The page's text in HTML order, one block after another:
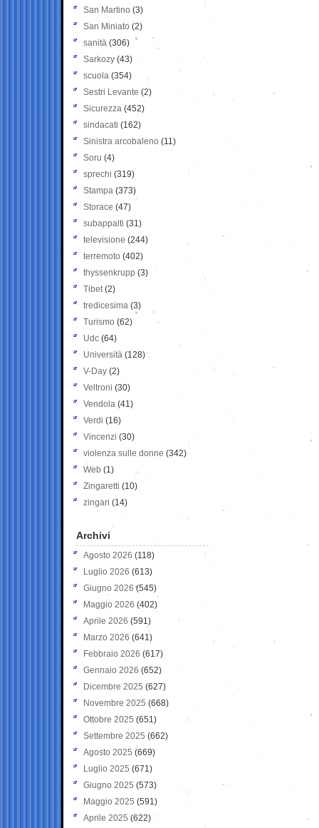
San Martino (3)
San Miniato (2)
sanità (306)
Sarkozy (43)
scuola (354)
Sestri Levante (2)
Sicurezza (452)
sindacati (162)
Sinistra arcobaleno (11)
Soru (4)
sprechi (319)
Stampa (373)
Storace (47)
subappalti (31)
televisione(244)
terremoto (402)
thyssenkrupp (3)
Tibet(2)
tredicesima (3)
Turismo (62)
Udc (64)
Università (128)
V-Day (2)
Veltroni (30)
Vendola (41)
Verdi (16)
Vincenzi (30)
violenza sulle donne (342)
Web (1)
Zingaretti (10)
zingari (14)
Archivi
Agosto 2026 (118)
Luglio 2026 (613)
Giugno 2026 (545)
Maggio 2026 (402)
Aprile 2026 (591)
Marzo 2026 (641)
Febbraio 2026 (617)
Gennaio 2026 (652)
Dicembre 2025 (627)
Novembre 2025 (668)
Ottobre 2025 (651)
Settembre 2025 (662)
Agosto 2025 (669)
Luglio 2025 (671)
Giugno 2025 (573)
Maggio 2025 (591)
Aprile 2025 (622)